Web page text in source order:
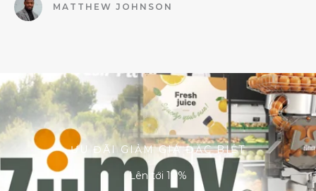
MATTHEW JOHNSON
ƯU ĐÃI GIẢM GIÁ ĐẶC BIỆT
Lên tới 10%